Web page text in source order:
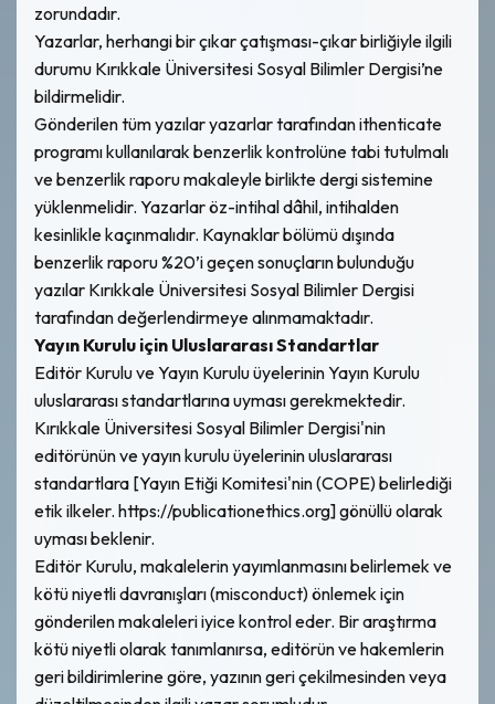
zorundadır.
Yazarlar, herhangi bir çıkar çatışması-çıkar birliğiyle ilgili
durumu Kırıkkale Üniversitesi Sosyal Bilimler Dergisi’ne
bildirmelidir.
Gönderilen tüm yazılar yazarlar tarafından ithenticate
programı kullanılarak benzerlik kontrolüne tabi tutulmalı
ve benzerlik raporu makaleyle birlikte dergi sistemine
yüklenmelidir. Yazarlar öz-intihal dâhil, intihalden
kesinlikle kaçınmalıdır. Kaynaklar bölümü dışında
benzerlik raporu %20’i geçen sonuçların bulunduğu
yazılar Kırıkkale Üniversitesi Sosyal Bilimler Dergisi
tarafından değerlendirmeye alınmamaktadır.
Yayın Kurulu için Uluslararası Standartlar
Editör Kurulu ve Yayın Kurulu üyelerinin Yayın Kurulu
uluslararası standartlarına uyması gerekmektedir.
Kırıkkale Üniversitesi Sosyal Bilimler Dergisi'nin
editörünün ve yayın kurulu üyelerinin uluslararası
standartlara [Yayın Etiği Komitesi'nin (COPE) belirlediği
etik ilkeler. https://publicationethics.org] gönüllü olarak
uyması beklenir.
Editör Kurulu, makalelerin yayımlanmasını belirlemek ve
kötü niyetli davranışları (misconduct) önlemek için
gönderilen makaleleri iyice kontrol eder. Bir araştırma
kötü niyetli olarak tanımlanırsa, editörün ve hakemlerin
geri bildirimlerine göre, yazının geri çekilmesinden veya